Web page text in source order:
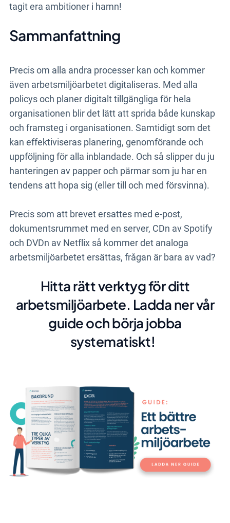
tagit era ambitioner i hamn!
Sammanfattning
Precis om alla andra processer kan och kommer
även arbetsmiljöarbetet digitaliseras. Med alla
policys och planer digitalt tillgängliga för hela
organisationen blir det lätt att sprida både kunskap
och framsteg i organisationen. Samtidigt som det
kan effektiviseras planering, genomförande och
uppföljning för alla inblandade. Och så slipper du ju
hanteringen av papper och pärmar som ju har en
tendens att hopa sig (eller till och med försvinna).
Precis som att brevet ersattes med e-post,
dokumentsrummet med en server, CDn av Spotify
och DVDn av Netflix så kommer det analoga
arbetsmiljöarbetet ersättas, frågan är bara av vad?
Hitta rätt verktyg för ditt
arbetsmiljöarbete. Ladda ner vår
guide och börja jobba
systematiskt!